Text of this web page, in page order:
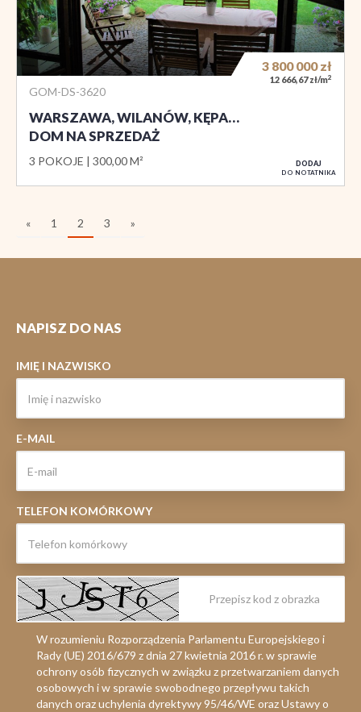
GOM-DS-3620
WARSZAWA, WILANÓW, KĘPA…
DOM NA SPRZEDAŻ
3 POKOJE 300,00 M²
3 800 000zł
12 666,67 zł/m2
DODAJ
DO NOTATNIKA
« 1 2 3 »
NAPISZ DO NAS
IMIĘ I NAZWISKO
E-MAIL
TELEFON KOMÓRKOWY
W rozumieniu Rozporządzenia Parlamentu Europejskiego i
Rady (UE) 2016/679 z dnia 27 kwietnia 2016 r. w sprawie
ochrony osób fizycznych w związku z przetwarzaniem danych
osobowych i w sprawie swobodnego przepływu takich
danych oraz uchylenia dyrektywy 95/46/WE oraz Ustawy o